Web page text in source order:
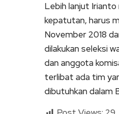
Lebih lanjut Irianto
kepatutan, harus
November 2018
dilakukan seleksi
dan anggota
terlibat ada tim
dibutuhkan dalam